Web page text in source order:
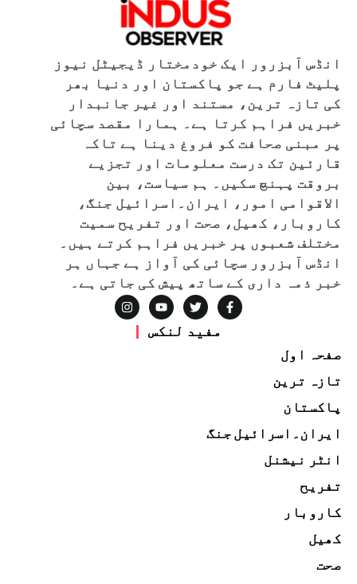
انڈس آبزرور ایک خودمختار ڈیجیٹل نیوز
پلیٹ فارم ہے جو پاکستان اور دنیا بھر
کی تازہ ترین، مستند اور غیر جانبدار
خبریں فراہم کرتا ہے۔ ہمارا مقصد سچائی
پر مبنی صحافت کو فروغ دینا ہے تاکہ
قارئین تک درست معلومات اور تجزیے
بروقت پہنچ سکیں۔ ہم سیاست، بین
الاقوامی امور، ایران۔اسرائیل جنگ،
کاروبار، کھیل، صحت اور تفریح سمیت
مختلف شعبوں پر خبریں فراہم کرتے ہیں۔
انڈس آبزرور سچائی کی آواز ہے جہاں ہر
خبر ذمہ داری کے ساتھ پیش کی جاتی ہے۔
مفید لنکس
صفحہ اول
تازہ ترین
پاکستان
ایران۔اسرائیل جنگ
انٹر نیشنل
تفریح
کاروبار
کھیل
صحت